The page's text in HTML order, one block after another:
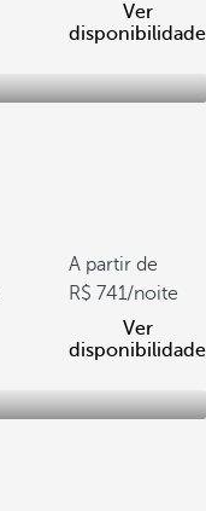
Ver
disponibilidade
A partir de
741/noite
Ver
disponibilidade